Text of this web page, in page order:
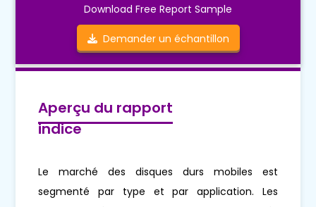
Download Free Report Sample
Demander un échantillon
Aperçu du rapport
indice
Le marché des disques durs mobiles est
segmenté par type et par application. Les